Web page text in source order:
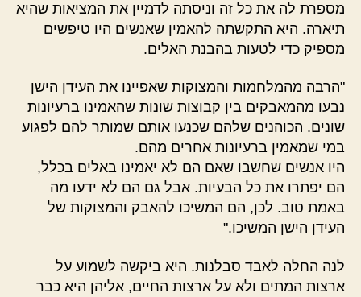
מספרת לה את כל זה וניסתה לדמיין את המציאות שהיא
תיארה. היא התקשתה להאמין שאנשים היו טיפשים
מספיק כדי לטעות בהבנת האלים.
"הרבה מהמלחמות והמצוקות שאפיינו את העידן הישן
נבעו מהמאבקים בין קבוצות שונות שהאמינו ברעיונות
שונים. הכוהנים שלהם שכנעו אותם שמותר להם לפגוע
במי שמאמין ברעיונות אחרים מהם.
היו אנשים שחשבו שאם הם לא יאמינו באלים בכלל,
הם יפתרו את כל הבעיות. אבל גם הם לא ידעו מה
באמת טוב. לכן, הם המשיכו להאבק והמצוקות של
העידן הישן המשיכו."
לנה החלה לאבד סבלנות. היא ביקשה לשמוע על
ארצות המתים ולא על ארצות החיים, אליהן היא כבר